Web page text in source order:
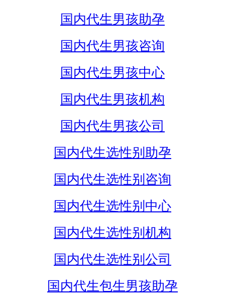
国内代生男孩助孕
国内代生男孩咨询
国内代生男孩中心
国内代生男孩机构
国内代生男孩公司
国内代生选性别助孕
国内代生选性别咨询
国内代生选性别中心
国内代生选性别机构
国内代生选性别公司
国内代生包生男孩助孕